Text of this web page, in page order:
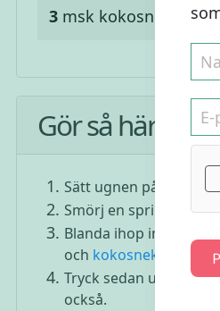
3 msk kokosnektar
Gör så här:
Sätt ugnen på 175
Smörj en springform
Blanda ihop
och kokosnektarn
.
Tryck sedan ut degen
också.